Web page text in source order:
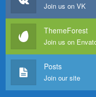
Join us on VK
ThemeForest
Join us on
Posts
Join our site